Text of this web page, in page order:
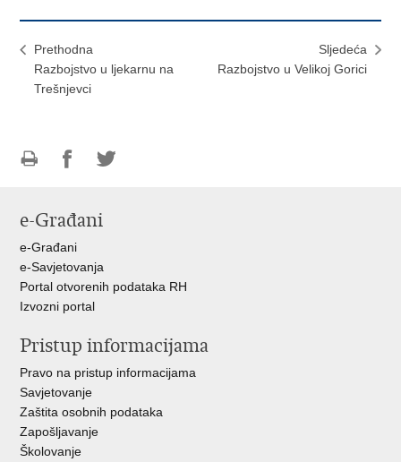
Prethodna
Razbojstvo u ljekarnu na
Trešnjevci
Sljedeća
Razbojstvo u Velikoj Gorici
FacebookuTwitteru
e-Građani
e-Građani
e-Savjetovanja
Portal otvorenih podataka RH
Izvozni portal
Pristup informacijama
Pravo na pristup informacijama
Savjetovanje
Zaštita osobnih podataka
Zapošljavanje
Školovanje